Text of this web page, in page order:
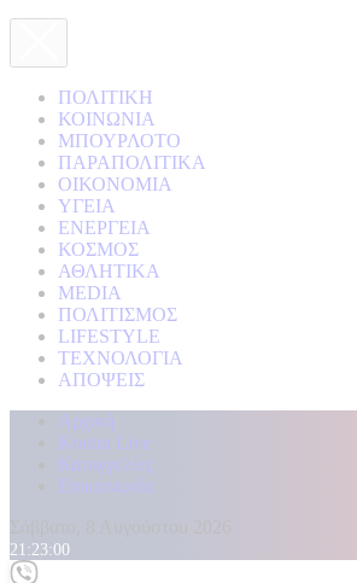
ΠΟΛΙΤΙΚΗ
ΚΟΙΝΩΝΙΑ
ΜΠΟΥΡΛΟΤΟ
ΠΑΡΑΠΟΛΙΤΙΚΑ
ΟΙΚΟΝΟΜΙΑ
ΥΓΕΙΑ
ΕΝΕΡΓΕΙΑ
ΚΟΣΜΟΣ
ΑΘΛΗΤΙΚΑ
MEDIA
ΠΟΛΙΤΙΣΜΟΣ
LIFESTYLE
ΤΕΧΝΟΛΟΓΙΑ
ΑΠΟΨΕΙΣ
Αρχική
Kontra Live
Καταγγελίες
Επικοινωνία
21:23:02